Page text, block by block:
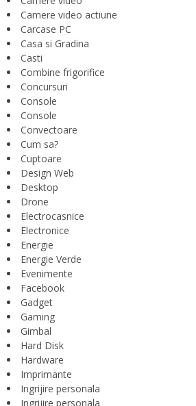
Camere video actiune
Carcase PC
Casa si Gradina
Casti
Combine frigorifice
Concursuri
Console
Console
Convectoare
Cum sa?
Cuptoare
Design Web
Desktop
Drone
Electrocasnice
Electronice
Energie
Energie Verde
Evenimente
Facebook
Gadget
Gaming
Gimbal
Hard Disk
Hardware
Imprimante
Ingrijire personala
Ingrijire personala